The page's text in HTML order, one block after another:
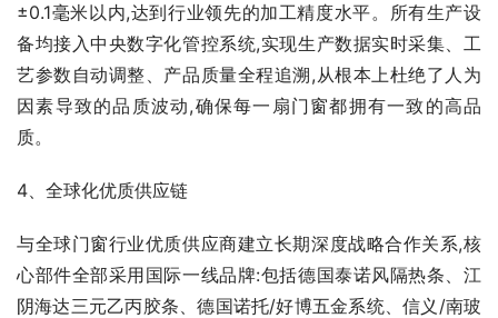
±0.1毫米以内,达到行业领先的加工精度水平。所有生产设
备均接入中央数字化管控系统,实现生产数据实时采集、工
艺参数自动调整、产品质量全程追溯,从根本上杜绝了人为
因素导致的品质波动,确保每一扇门窗都拥有一致的高品
质。
4、全球化优质供应链
与全球门窗行业优质供应商建立长期深度战略合作关系,核
心部件全部采用国际一线品牌:包括德国泰诺风隔热条、江
阴海达三元乙丙胶条、德国诺托/好博五金系统、信义/南玻